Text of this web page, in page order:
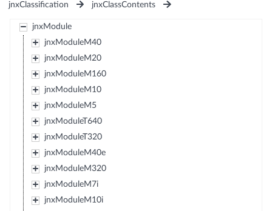
jnxClassification
jnxClassContents
jnxModule
jnxModuleM40
jnxModuleM20
jnxModuleM160
jnxModuleM10
jnxModuleM5
jnxModuleT640
jnxModuleT320
jnxModuleM40e
jnxModuleM320
jnxModuleM7i
jnxModuleM10i